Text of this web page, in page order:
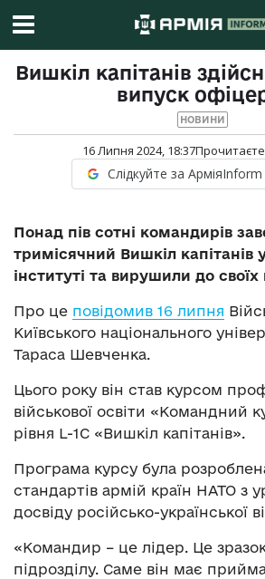
Вишкіл капітанів
випуск
НОВИНИ
16 Липня 2024, 18:37
Слідкуйте за
Понад пів сотні командирів
тримісячний Вишкіл капітанів
інституті та вирушили до своїх
Про це повідомив 16 липня
Київського національного
Тараса Шевченка.
Цього року він став курсом
військової освіти «Командний
рівня L-1C «Вишкіл капітанів».
Програма курсу була
стандартів армій країн НАТО з
досвіду російсько-української
«Командир – це лідер. Це
підрозділу. Саме він має